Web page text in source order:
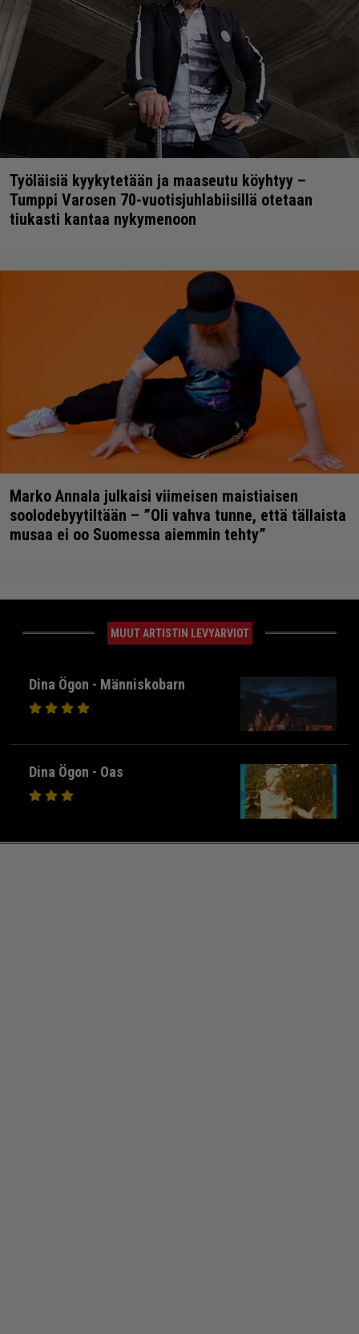
Työläisiä kyykytetään ja maaseutu köyhtyy –
Tumppi Varosen 70-vuotisjuhlabiisillä otetaan
tiukasti kantaa nykymenoon
Marko Annala julkaisi viimeisen maistiaisen
soolodebyytiltään – ”Oli vahva tunne, että tällaista
musaa ei oo Suomessa aiemmin tehty”
MUUT ARTISTIN LEVYARVIOT
Dina Ögon - Människobarn
Dina Ögon - Oas